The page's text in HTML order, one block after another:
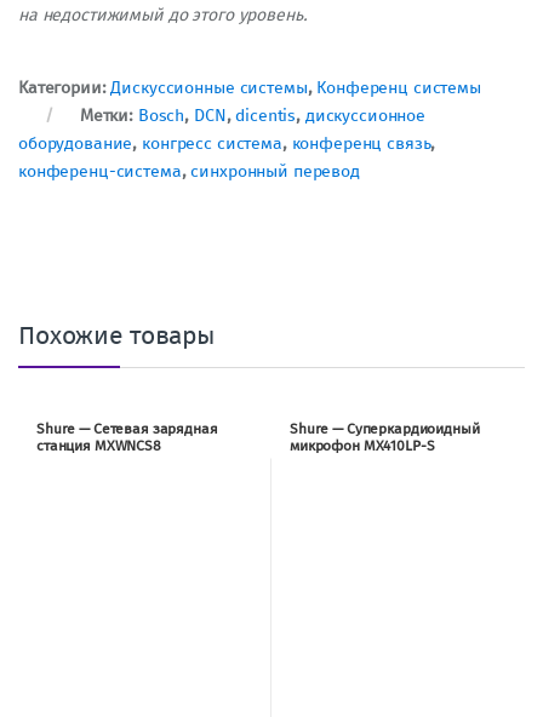
на недостижимый до этого уровень.
Категории:Дискуссионные системы, Конференц системы
Метки: Bosch, DCN,dicentis, дискуссионное
оборудование, конгресс система, конференц связь,
конференц-система,синхронный перевод
Похожие товары
Shure — Сетевая зарядная
станция MXWNCS8
Shure — Суперкардиоидный
микрофон MX410LP-S